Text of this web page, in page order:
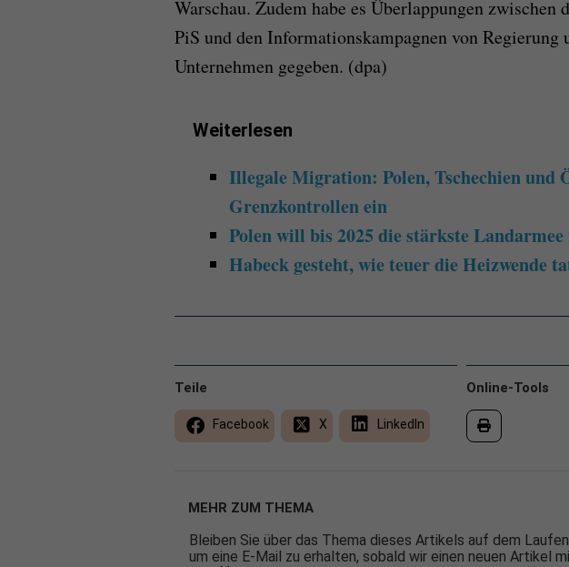
Warschau. Zudem habe es Überlappungen zwischen
PiS und den Informationskampagnen von Regierung
Unternehmen gegeben. (dpa)
Weiterlesen
Illegale Migration: Polen, Tschechien und
Grenzkontrollen ein
Polen will bis 2025 die stärkste
Habeck gesteht, wie teuer die Heizwende
Online-Tools
Teile
Facebook X LinkedIn
MEHR ZUM THEMA
Bleiben Sie über das Thema dieses Artikels auf dem
um eine E-Mail zu erhalten, sobald wir einen neuen Artikel